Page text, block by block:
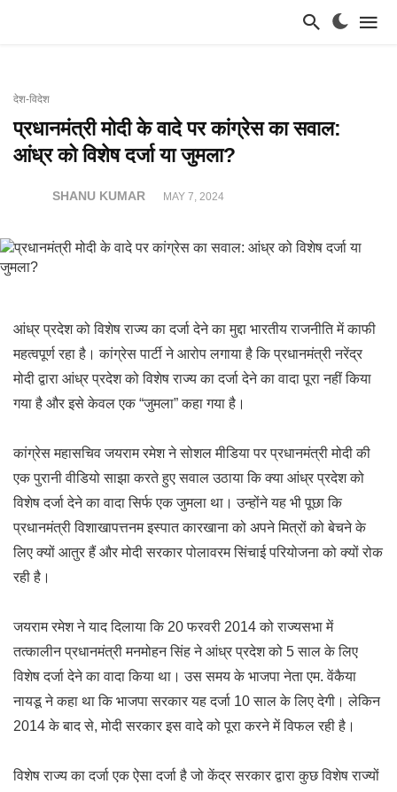
देश-विदेश
प्रधानमंत्री मोदी के वादे पर कांग्रेस का सवाल:
आंध्र को विशेष दर्जा या जुमला?
SHANU KUMAR MAY 7, 2024
आंध्र प्रदेश को विशेष राज्य का दर्जा देने का मुद्दा भारतीय राजनीति में काफी
महत्वपूर्ण रहा है। कांग्रेस पार्टी ने आरोप लगाया है कि प्रधानमंत्री नरेंद्र
मोदी द्वारा आंध्र प्रदेश को विशेष राज्य का दर्जा देने का वादा पूरा नहीं किया
गया है और इसे केवल एक “जुमला” कहा गया है।
कांग्रेस महासचिव जयराम रमेश ने सोशल मीडिया पर प्रधानमंत्री मोदी की
एक पुरानी वीडियो साझा करते हुए सवाल उठाया कि क्या आंध्र प्रदेश को
विशेष दर्जा देने का वादा सिर्फ एक जुमला था। उन्होंने यह भी पूछा कि
प्रधानमंत्री विशाखापत्तनम इस्पात कारखाना को अपने मित्रों को बेचने के
लिए क्यों आतुर हैं और मोदी सरकार पोलावरम सिंचाई परियोजना को क्यों रोक
रही है।
जयराम रमेश ने याद दिलाया कि 20 फरवरी 2014 को राज्यसभा में
तत्कालीन प्रधानमंत्री मनमोहन सिंह ने आंध्र प्रदेश को 5 साल के लिए
विशेष दर्जा देने का वादा किया था। उस समय के भाजपा नेता एम. वेंकैया
नायडू ने कहा था कि भाजपा सरकार यह दर्जा 10 साल के लिए देगी। लेकिन
2014 के बाद से, मोदी सरकार इस वादे को पूरा करने में विफल रही है।
विशेष राज्य का दर्जा एक ऐसा दर्जा है जो केंद्र सरकार द्वारा कुछ विशेष राज्यों